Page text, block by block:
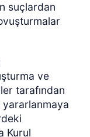
suçlardan
ve
tarafından
yararlanmaya
Kurul